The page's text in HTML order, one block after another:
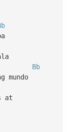
Bb
mundo
at